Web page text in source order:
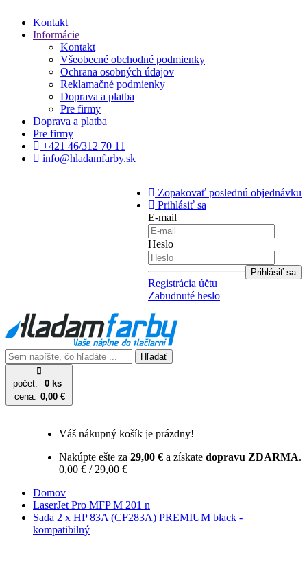
Kontakt
Informácie
Kontakt
Všeobecné obchodné podmienky
Ochrana osobných údajov
Reklamačné podmienky
Doprava a platba
Pre firmy
Doprava a platba
Pre firmy
+421 46/312 70 11
info@hladamfarby.sk
Zopakovať poslednú objednávku
Prihlásiť sa
E-mail
Heslo
Registrácia účtu
Zabudnuté heslo
Hľadať
počet:
0 ks
cena: 0,00 €
Váš nákupný košík je prázdny!
Nakúpte ešte za 29,00 € a získate dopravu ZDARMA.
0,00 € / 29,00 €
Domov
LaserJet Pro MFP M 201 n
Sada 2 x HP 83A (CF283A) PREMIUM black -
kompatibilný